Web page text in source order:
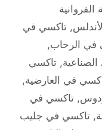
,تاكسي في
في الرحاب,
, تاكسي
في العارضية,
, تاكسي في
, تاكسي في جليب